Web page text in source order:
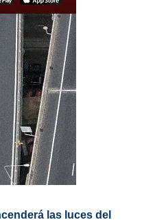
las luces del